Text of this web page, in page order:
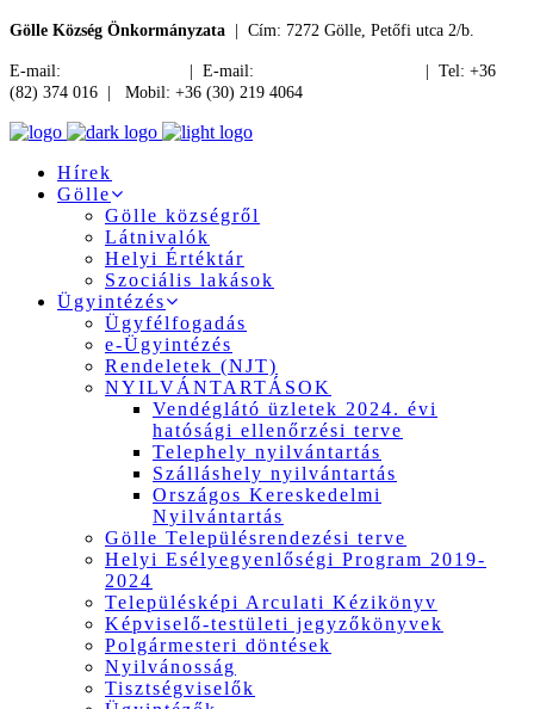
Gölle Község Önkormányzata | Cím: 7272 Gölle, Petőfi utca 2/b.
E-mail: | E-mail:
| Tel: +36
(82) 374 016 | Mobil: +36 (30) 219 4064
Hírek
Gölle
Gölle községről
Látnivalók
Helyi Értéktár
Szociális lakások
Ügyintézés
Ügyfélfogadás
e-Ügyintézés
Rendeletek (NJT)
NYILVÁNTARTÁSOK
Vendéglátó üzletek 2024. évi
hatósági ellenőrzési terve
Telephely nyilvántartás
Szálláshely nyilvántartás
Országos Kereskedelmi
Nyilvántartás
Gölle Településrendezési terve
Helyi Esélyegyenlőségi Program 2019-
2024
Településképi Arculati Kézikönyv
Képviselő-testületi jegyzőkönyvek
Polgármesteri döntések
Nyilvánosság
Tisztségviselők